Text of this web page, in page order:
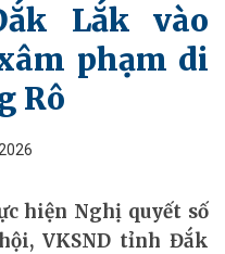
Lắk vào
phạm di
Rô
hiện Nghị quyết số
hội, VKSND tỉnh Đắk